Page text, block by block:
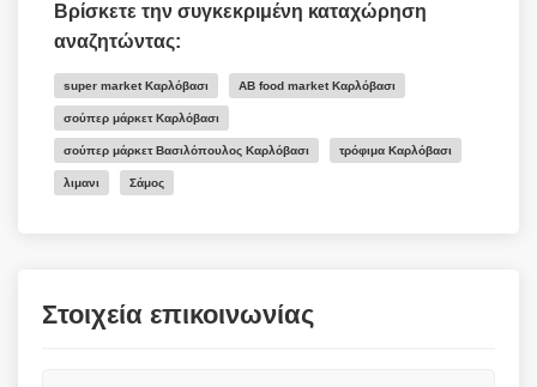
Βρίσκετε την συγκεκριμένη καταχώρηση
αναζητώντας:
super market Καρλόβασι ΑΒ food market Καρλόβασι
σούπερ μάρκετ Καρλόβασι
σούπερ μάρκετ Βασιλόπουλος Καρλόβασι τρόφιμα Καρλόβασι
λιμανι Σάμος
Στοιχεία επικοινωνίας